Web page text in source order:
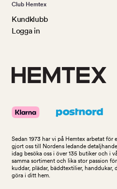
Club Hemtex
Kundklubb
Logga in
Sedan 1973 har vi på Hemtex arbetat för
gjort oss till Nordens ledande
idag besöka oss i över 135 butiker och i
samma sortiment och lika stor passion
kuddar, plädar, bäddtextilier, handdukar,
göra i ditt hem.